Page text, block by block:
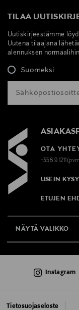
TILAA
Uutiskirjeestämme
Uutena tilaajana
alennuksen
Suomeksi
OTA
+358 9
USEIN
ETUJEN
NÄYTÄ VALIKKO
AJANKOHTAISTA
Tietosuojaseloste
Instagram